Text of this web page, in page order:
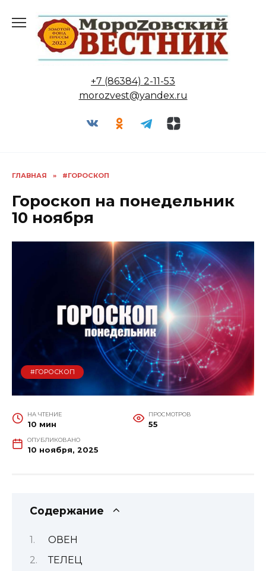
содержанию
+7 (86384) 2-11-53
morozvest@yandex.ru
ГЛАВНАЯ » #ГОРОСКОП
Гороскоп на понедельник
10 ноября
#ГОРОСКОП
НА ЧТЕНИЕ
10 мин
ПРОСМОТРОВ
55
ОПУБЛИКОВАНО
10 ноября, 2025
Содержание
ОВЕН
ТЕЛЕЦ